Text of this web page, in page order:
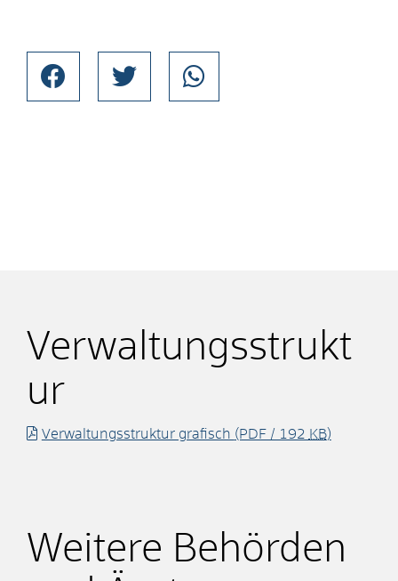
Verwaltungsstrukt
ur
Verwaltungsstruktur grafisch (PDF / 192 KB)
Weitere Behörden